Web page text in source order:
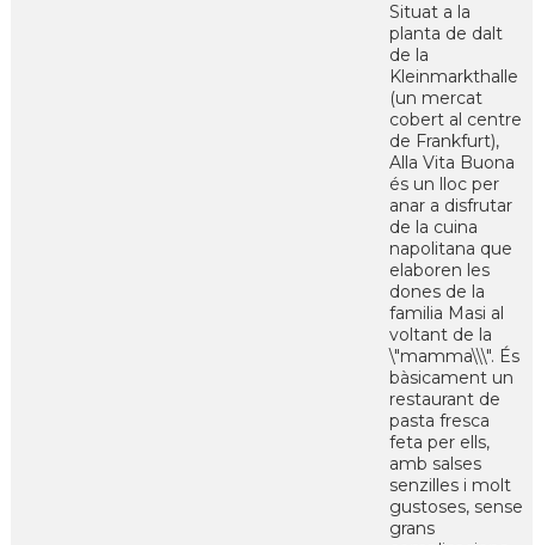
Situat a la
planta de dalt
de la
Kleinmarkthalle
(un mercat
cobert al centre
de Frankfurt),
Alla Vita Buona
és un lloc per
anar a disfrutar
de la cuina
napolitana que
elaboren les
dones de la
familia Masi al
voltant de la
\"mamma\\\". És
bàsicament un
restaurant de
pasta fresca
feta per ells,
amb salses
senzilles i molt
gustoses, sense
grans